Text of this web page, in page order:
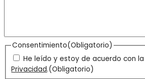
Consentimiento(Obligatorio)
He leído y estoy de acuerdo con
Privacidad.(Obligatorio)